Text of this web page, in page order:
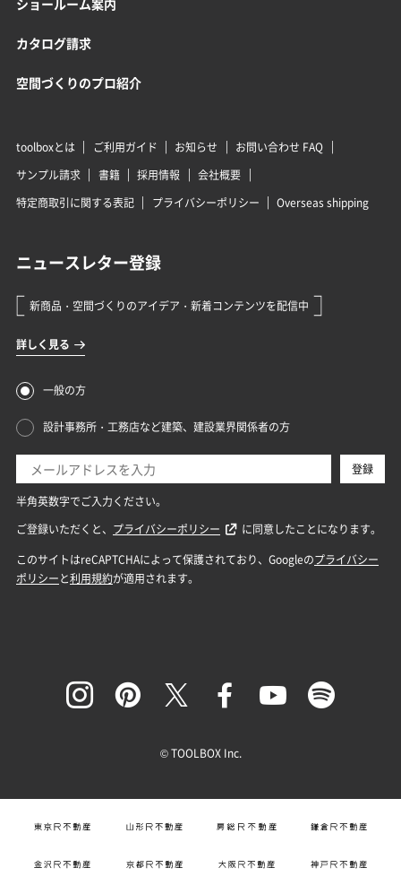
カタログ請求
空間づくりのプロ紹介
toolboxとは ご利用ガイド お知らせ
お問い合わせ FAQ
サンプル請求
書籍 採用情報
会社概要
特定商取引に関する表記
プライバシーポリシー Overseas shipping
© TOOLBOX Inc.